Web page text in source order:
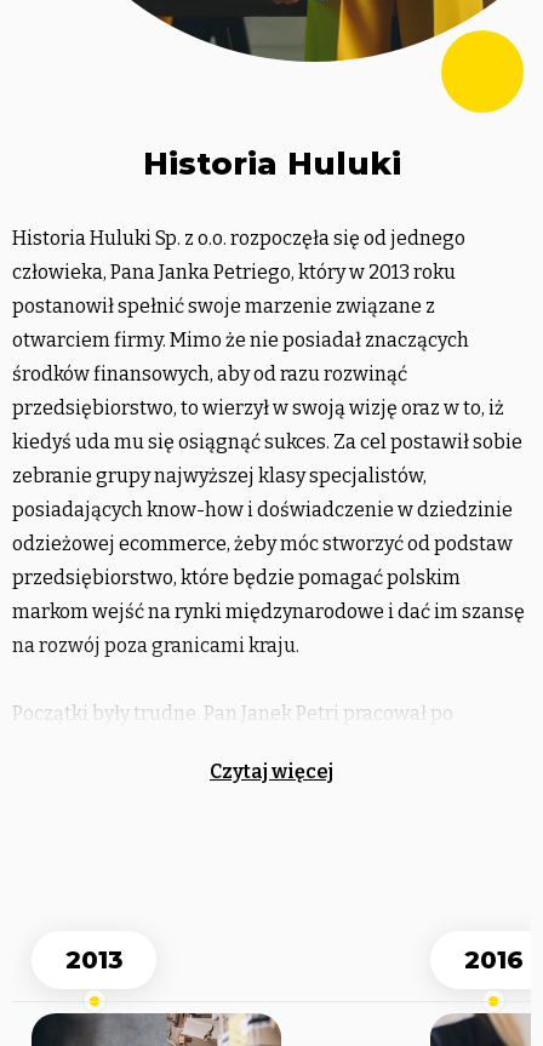
Historia Huluki
Historia Huluki Sp. z o.o. rozpoczęła się od jednego
człowieka, Pana Janka Petriego, który w 2013 roku
postanowił spełnić swoje marzenie związane z
otwarciem firmy. Mimo że nie posiadał znaczących
środków finansowych, aby od razu rozwinąć
przedsiębiorstwo, to wierzył w swoją wizję oraz w to, iż
kiedyś uda mu się osiągnąć sukces. Za cel postawił sobie
zebranie grupy najwyższej klasy specjalistów,
posiadających know-how i doświadczenie w dziedzinie
odzieżowej ecommerce, żeby móc stworzyć od podstaw
przedsiębiorstwo, które będzie pomagać polskim
markom wejść na rynki międzynarodowe i dać im szansę
na rozwój poza granicami kraju.
Początki były trudne. Pan Janek Petri pracował po
oraz rozwijać swoją firmę. Powoli zaczął pozyskiwać
i słowackim, jednak firma zakończyła rok z przychodami
jedynie na poziomie 13 tys. zł. Na szczęście w tym
momencie udało się mu nawiązać relacje biznesową z
Czytaj więcej
2013 2016